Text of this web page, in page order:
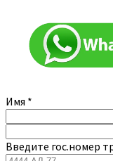
Имя *
Введите гос.номер